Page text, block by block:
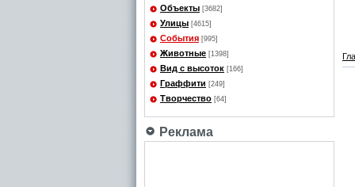
Объекты [3682]
Улицы [4615]
События [995]
Животные [1398]
Вид с высоток [166]
Граффити [249]
Творчество [64]
Реклама